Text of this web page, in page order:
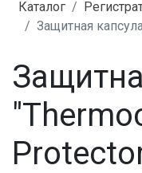
Каталог
Защитная